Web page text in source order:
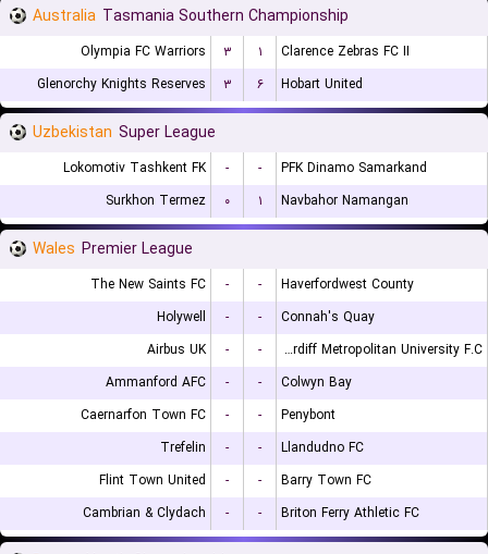
Australia Tasmania Southern Championship
Olympia FC Warriors ۳ ۱
Clarence Zebras FC II
Glenorchy Knights Reserves
۳ ۶ Hobart United
Uzbekistan Super League
Lokomotiv Tashkent FK - -
PFK Dinamo Samarkand
Surkhon Termez
۰ ۱ Navbahor Namangan
Wales Premier League
The New Saints FC - -
Haverfordwest County
Holywell
- -
Connah's Quay
Airbus UK
- -
Cardiff Metropolitan University F.C.
Ammanford AFC
- -
Colwyn Bay
Caernarfon Town FC
- -
Penybont
Trefelin
- -
Llandudno FC
Flint Town United
- -
Barry Town FC
Cambrian & Clydach
- - Briton Ferry Athletic FC